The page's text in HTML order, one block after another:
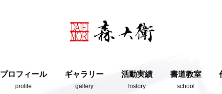
プロフィール
profile
ギャラリー
gallery
活動実績
history
書道教室
school